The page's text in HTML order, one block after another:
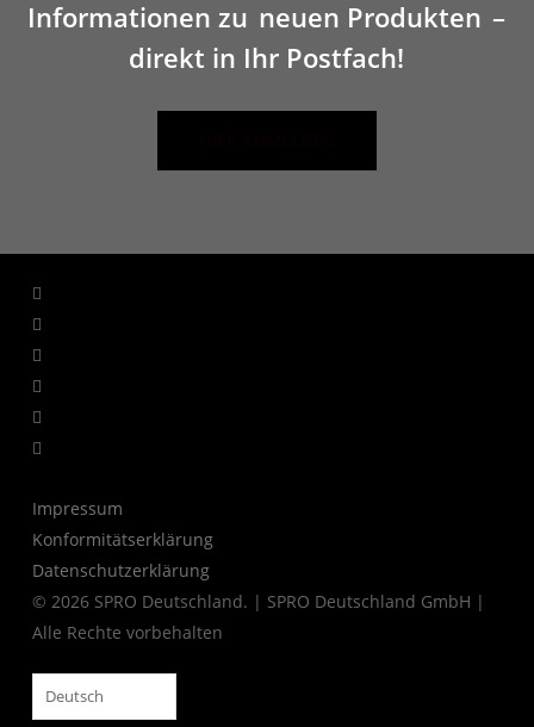
Informationen zu neuen Produkten –
direkt in Ihr Postfach!
facebook
linkedin
youtube
instagram
whatsapp
tiktok
Impressum
Konformitätserklärung
Datenschutzerklärung
© 2026 SPRO Deutschland. | SPRO Deutschland GmbH |
Alle Rechte vorbehalten
Deutsch